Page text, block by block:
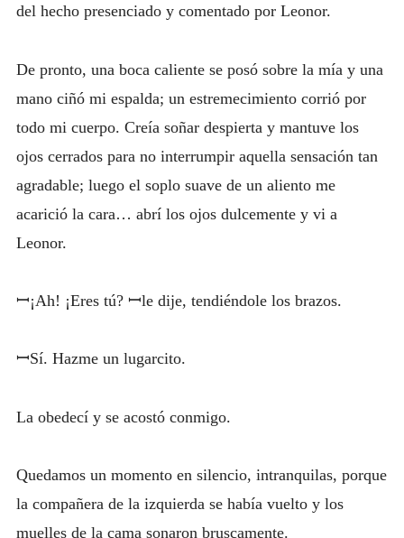
del hecho presenciado y comentado por Leonor.
De pronto, una boca caliente se posó sobre la mía y una
mano ciñó mi espalda; un estremecimiento corrió por
todo mi cuerpo. Creía soñar despierta y mantuve los
ojos cerrados para no interrumpir aquella sensación tan
agradable; luego el soplo suave de un aliento me
acarició la cara… abrí los ojos dulcemente y vi a
Leonor.
ꟷ¡Ah! ¡Eres tú? ꟷle dije, tendiéndole los brazos.
ꟷSí. Hazme un lugarcito.
La obedecí y se acostó conmigo.
Quedamos un momento en silencio, intranquilas, porque
la compañera de la izquierda se había vuelto y los
muelles de la cama sonaron bruscamente.